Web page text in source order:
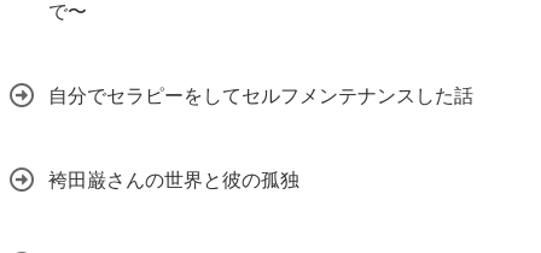
で〜
自分でセラピーをしてセルフメンテナンスした話
袴田巌さんの世界と彼の孤独